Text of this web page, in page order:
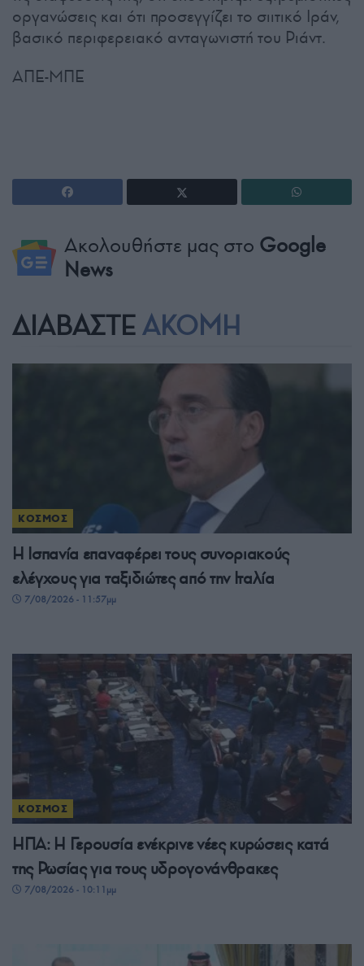
οργανώσεις και ότι προσεγγίζει το σιιτικό Ιράν,
βασικό περιφερειακό ανταγωνιστή του Ριάντ.
ΑΠΕ-ΜΠΕ
Ακολουθήστε μας στο Google
News
ΔΙΑΒΑΣΤΕ ΑΚΟΜΗ
ΚΟΣΜΟΣ
Η Ισπανία επαναφέρει τους συνοριακούς
ελέγχους για ταξιδιώτες από την Ιταλία
7/08/2026 - 11:57μμ
ΚΟΣΜΟΣ
ΗΠΑ: Η Γερουσία ενέκρινε νέες κυρώσεις κατά
της Ρωσίας για τους υδρογονάνθρακες
7/08/2026 - 10:11μμ